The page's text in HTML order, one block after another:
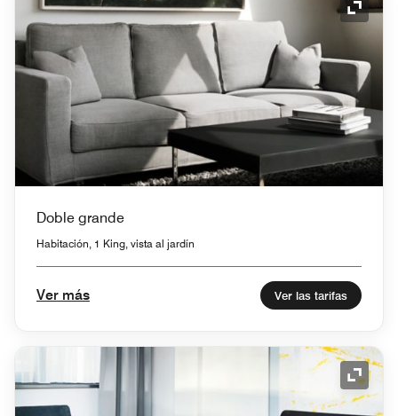
Icono
Doble grande
Habitación, 1 King, vista al jardín
Ver más Ver las tarifas
Icono